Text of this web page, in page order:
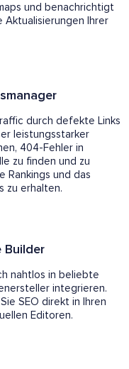
und benachrichtigt
Aktualisierungen Ihrer
durch defekte Links
leistungsstarker
404-Fehler in
zu finden und zu
Rankings und das
zu erhalten.
Builder
nahtlos in beliebte
integrieren.
SEO direkt in Ihren
Editoren.